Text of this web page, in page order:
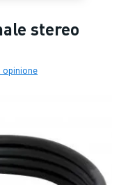
stereo
opinione